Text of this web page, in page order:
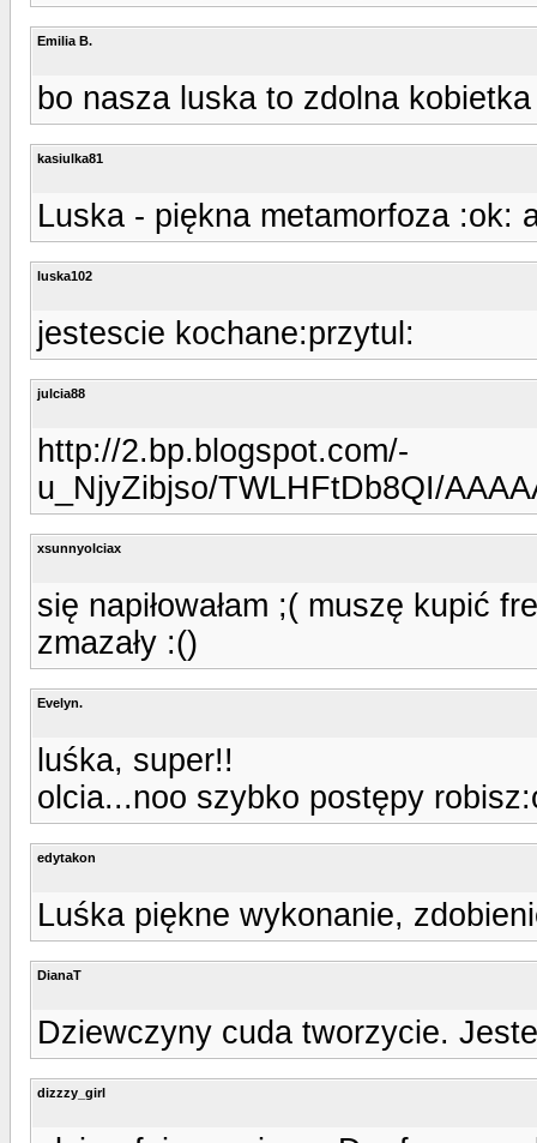
Emilia B.
bo nasza luska to zdolna
kasiulka81
Luska - piękna metamorfoza :ok:
luska102
jestescie kochane:przytul:
julcia88
http://2.bp.blogspot.com/-
u_NjyZibjso/TWLHFtDb8QI/
xsunnyolciax
się napiłowałam ;( muszę kupić
zmazały :()
Evelyn.
luśka, super!!
olcia...noo szybko postępy
edytakon
Luśka piękne wykonanie,
DianaT
Dziewczyny cuda tworzycie.
dizzzy_girl